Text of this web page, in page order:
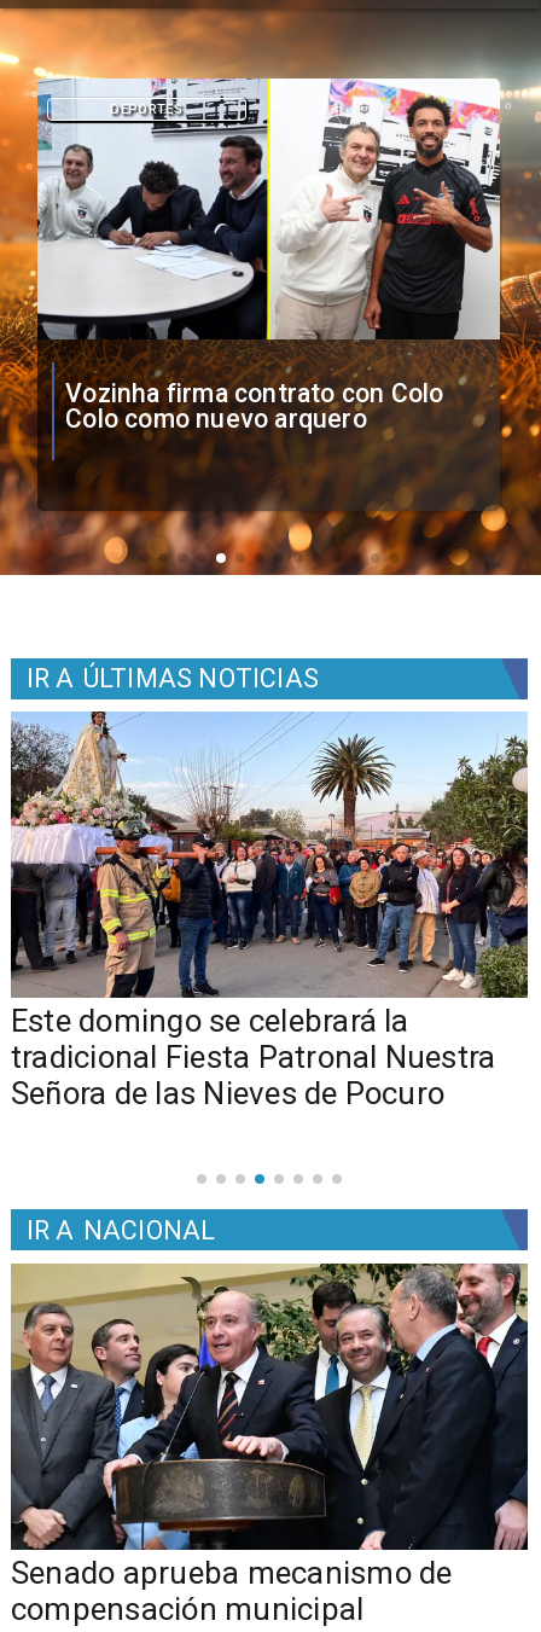
O'Higgins cae por penales ante
Boca Juniors en Copa
Sudamericana
DEPORTES
IR A ÚLTIMAS NOTICIAS
Este domingo se celebrará la
tradicional Fiesta Patronal Nuestra
Señora de las Nieves de Pocuro
IR A NACIONAL
Senado aprueba mecanismo de
compensación municipal